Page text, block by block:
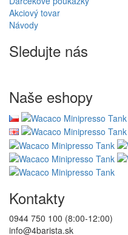
Informácie
O nás
Spolupracujte s nami
EKO kapsule.sk = 4Barista.sk
Veľkoobchod
Wacaco - autorizovaný
Cafelat - autorizovaný
Zákaznícky servis
Kontaktujte nás
Reklamácia tovaru
Odstúpenie od kúpnej zmluvy
Ochrana osobných údajov